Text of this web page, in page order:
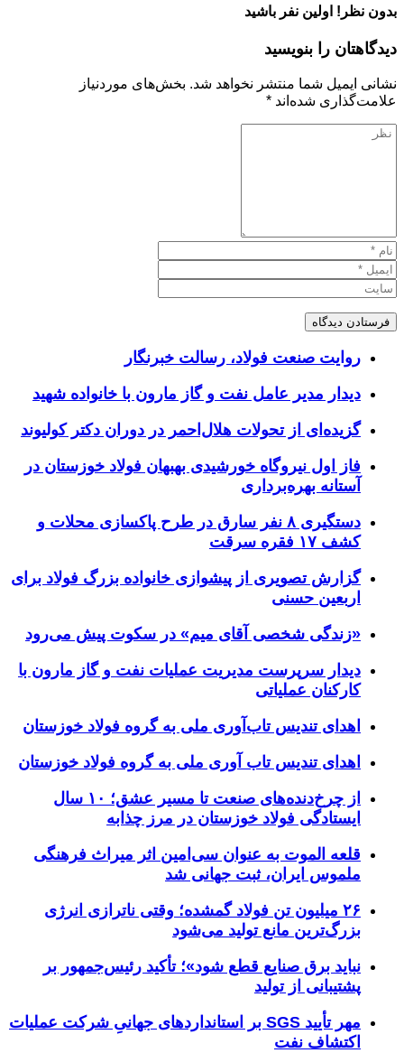
بدون نظر! اولین نفر باشید
دیدگاهتان را بنویسید
نشانی ایمیل شما منتشر نخواهد شد. بخش‌های موردنیاز
علامت‌گذاری شده‌اند *
روایت صنعت فولاد،‌ رسالت خبرنگار
دیدار مدیر عامل نفت و گاز مارون با خانواده شهید
گزیده‌ای از تحولات هلال‌احمر در دوران دکتر کولیوند
فاز اول نیروگاه خورشیدی بهبهان فولاد خوزستان در
آستانه بهره‌برداری
دستگیری ۸ نفر سارق در طرح پاکسازی محلات و
کشف ۱۷ فقره سرقت
گزارش تصویری از پیشوازی خانواده بزرگ فولاد برای
اربعین حسنی
«زندگی شخصی آقای میم» در سکوت پیش می‌رود
دیدار سرپرست مدیریت عملیات نفت و گاز مارون با
کارکنان عملیاتی
اهدای تندیس تاب‌آوری ملی به گروه فولاد خوزستان
اهدای تندیس تاب آوری ملی به گروه فولاد خوزستان
از چرخ‌دنده‌های صنعت تا مسیر عشق؛ ۱۰ سال
ایستادگی فولاد خوزستان در مرز چذابه
قلعه الموت به عنوان سی‌امین اثر میراث‌ فرهنگی
ملموس ایران، ثبت جهانی شد
۲۶ میلیون تن فولاد گمشده؛ وقتی ناترازی انرژی
بزرگ‌ترین مانع تولید می‌شود
نباید برق صنایع قطع شود»؛ تأکید رئیس‌جمهور بر
پشتیبانی از تولید
مهر تأیید SGS بر استانداردهای جهانیِ شرکت عملیات
اکتشاف نفت